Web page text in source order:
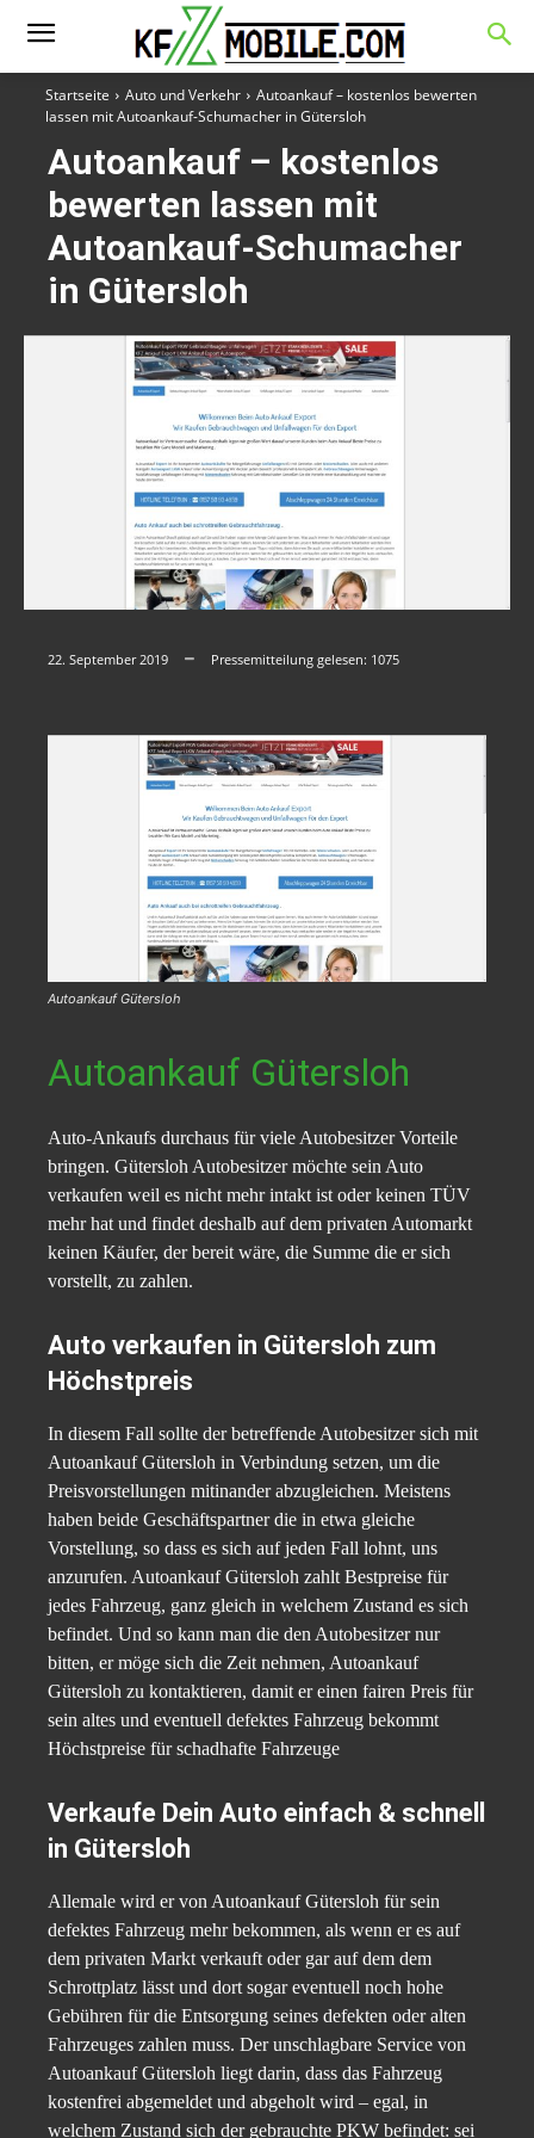
Startseite Auto und Verkehr
Autoankauf – kostenlos bewerten
lassen mit Autoankauf-Schumacher in Gütersloh
Autoankauf – kostenlos
bewerten lassen mit
Autoankauf-Schumacher
in Gütersloh
22. September 2019 Pressemitteilung gelesen: 1075
Autoankauf Gütersloh
Autoankauf Gütersloh
Auto-Ankaufs durchaus für viele Autobesitzer Vorteile
bringen. Gütersloh Autobesitzer möchte sein Auto
verkaufen weil es nicht mehr intakt ist oder keinen TÜV
mehr hat und findet deshalb auf dem privaten Automarkt
keinen Käufer, der bereit wäre, die Summe die er sich
vorstellt, zu zahlen.
Auto verkaufen in Gütersloh zum
Höchstpreis
In diesem Fall sollte der betreffende Autobesitzer sich mit
Autoankauf Gütersloh in Verbindung setzen, um die
Preisvorstellungen mitinander abzugleichen. Meistens
haben beide Geschäftspartner die in etwa gleiche
Vorstellung, so dass es sich auf jeden Fall lohnt, uns
anzurufen. Autoankauf Gütersloh zahlt Bestpreise für
jedes Fahrzeug, ganz gleich in welchem Zustand es sich
befindet. Und so kann man die den Autobesitzer nur
bitten, er möge sich die Zeit nehmen, Autoankauf
Gütersloh zu kontaktieren, damit er einen fairen Preis für
sein altes und eventuell defektes Fahrzeug bekommt
Höchstpreise für schadhafte Fahrzeuge
Verkaufe Dein Auto einfach & schnell
in Gütersloh
Allemale wird er von Autoankauf Gütersloh für sein
defektes Fahrzeug mehr bekommen, als wenn er es auf
dem privaten Markt verkauft oder gar auf dem dem
Schrottplatz lässt und dort sogar eventuell noch hohe
Gebühren für die Entsorgung seines defekten oder alten
Fahrzeuges zahlen muss. Der unschlagbare Service von
Autoankauf Gütersloh liegt darin, dass das Fahrzeug
kostenfrei abgemeldet und abgeholt wird – egal, in
welchem Zustand sich der gebrauchte PKW befindet: sei